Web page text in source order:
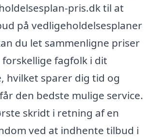
pris.dk til at
på vedligeholdelsesplaner
du let sammenligne priser
fagfolk i dit
hvilket sparer dig tid og
den bedste mulige service.
skridt i retning af en
ved at indhente tilbud i